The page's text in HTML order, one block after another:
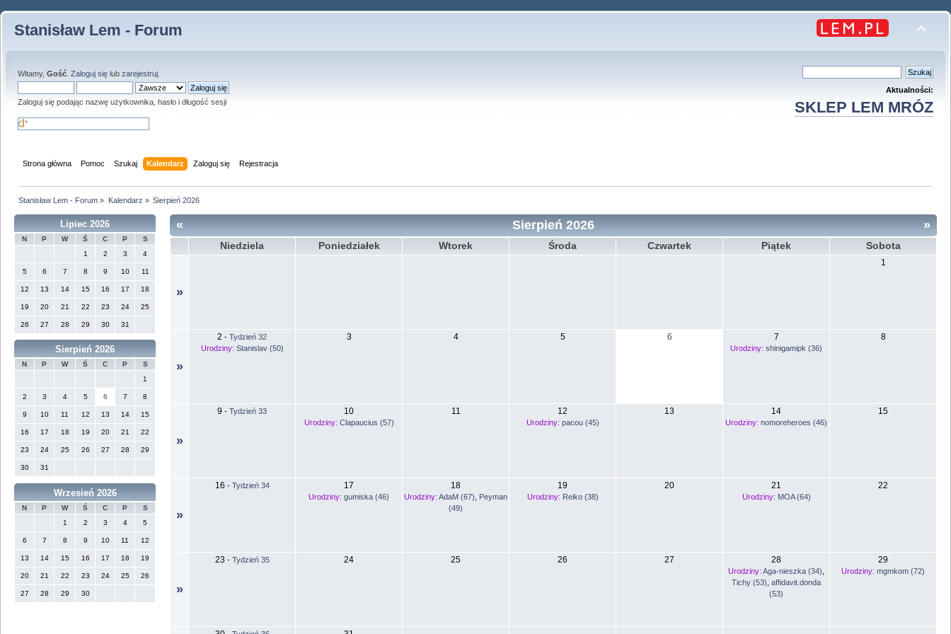
Stanisław Lem - Forum
Witamy, Gość Zaloguj się lub zarejestruj
Zaloguj się podając nazwę użytkownika, hasło i długość sesji
Aktualności:
SKLEP LEM MRÓZ
Strona główna Pomoc Szukaj Kalendarz Zaloguj się Rejestracja
Stanisław Lem - Forum » Kalendarz » Sierpień 2026
Lipiec 2026
N P W Ś C P
S
1
2 3 4
5 6 7 8 9 10 11
12 13 14 15 16 17 18
19 20 21 22 23 24 25
26 27 28 29 30 31
Sierpień 2026
N P W Ś C P
S
1
2 3 4 5 6 7 8
9 10 11 12 13 14 15
16 17 18 19 20 21 22
23 24 25 26 27 28 29
30 31
Wrzesień 2026
N P W Ś C P
S
1
2 3 4 5
6 7 8 9 10 11 12
13 14 15 16 17 18 19
20 21 22 23 24 25 26
27 28 29 30
« »
Sierpień 2026
Niedziela Poniedziałek Wtorek Środa Czwartek Piątek Sobota
»
1
»
2 - Tydzień 32
Urodziny: Stanislav (50)
3 4 5 6 7
Urodziny: shinigamipk (36)
8
»
9 - Tydzień 33 10
Urodziny: Clapaucius (57)
11 12
Urodziny: pacou (45)
13 14
Urodziny: nomoreheroes (46)
15
»
16 - Tydzień 34 17
Urodziny: gumiska (46)
18
Urodziny: AdaM (67)
Peyman
(49)
19
Urodziny: Reiko (38)
20 21
Urodziny: MOA (64)
22
»
23 - Tydzień 35 24 25 26 27 28
Urodziny: Aga-nieszka (34)
Tichy (53) affidavit.donda
(53)
29
Urodziny: mgmkom (72)